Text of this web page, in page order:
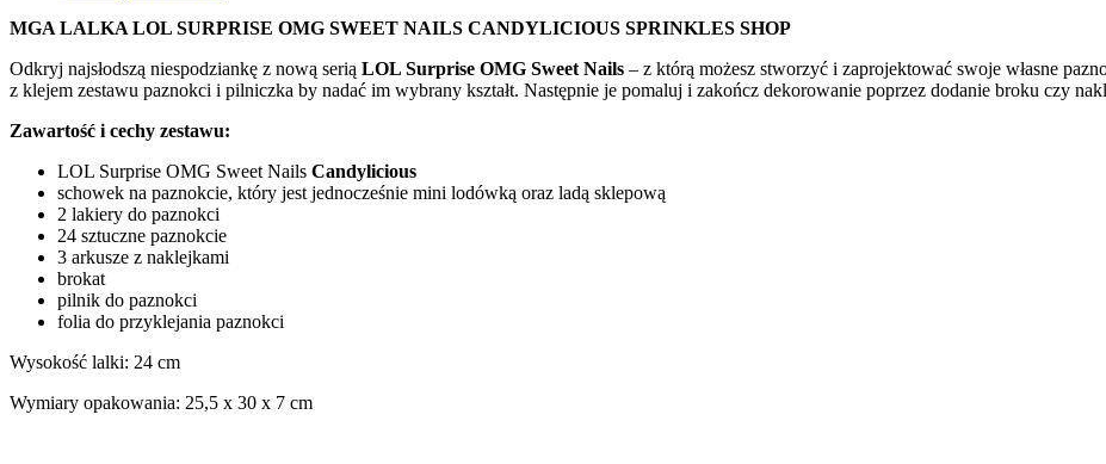
MGA LALKA LOL SURPRISE OMG SWEET NAILS CANDYLICIOUS SPRINKLES SHOP
Odkryj najsłodszą niespodziankę z nową serią LOL Surprise OMG Sweet Nails – z którą możesz stworzyć i zaprojektować swoje własne
z klejem zestawu paznokci i pilniczka by nadać im wybrany kształt. Następnie je pomaluj i zakończ dekorowanie poprzez dodanie broku czy
Zawartość i cechy zestawu:
LOL Surprise OMG Sweet Nails Candylicious
schowek na paznokcie, który jest jednocześnie mini lodówką oraz ladą sklepową
2 lakiery do paznokci
24 sztuczne paznokcie
3 arkusze z naklejkami
brokat
pilnik do paznokci
folia do przyklejania paznokci
Wysokość lalki: 24 cm
Wymiary opakowania: 25,5 x 30 x 7 cm